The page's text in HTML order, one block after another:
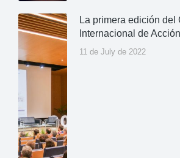
La primera edición del
Internacional de
11 de July de 2022